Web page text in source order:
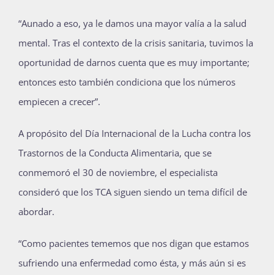
“Aunado a eso, ya le damos una mayor valía a la salud
mental. Tras el contexto de la crisis sanitaria, tuvimos la
oportunidad de darnos cuenta que es muy importante;
entonces esto también condiciona que los números
empiecen a crecer”.
A propósito del Día Internacional de la Lucha contra los
Trastornos de la Conducta Alimentaria, que se
conmemoró el 30 de noviembre, el especialista
consideró que los TCA siguen siendo un tema difícil de
abordar.
“Como pacientes tememos que nos digan que estamos
sufriendo una enfermedad como ésta, y más aún si es